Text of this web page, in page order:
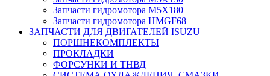
Запчасти гидромотора M5X180
Запчасти гидромотора HMGF68
ЗАПЧАСТИ ДЛЯ ДВИГАТЕЛЕЙ ISUZU
ПОРШНЕКОМПЛЕКТЫ
ПРОКЛАДКИ
ФОРСУНКИ И ТНВД